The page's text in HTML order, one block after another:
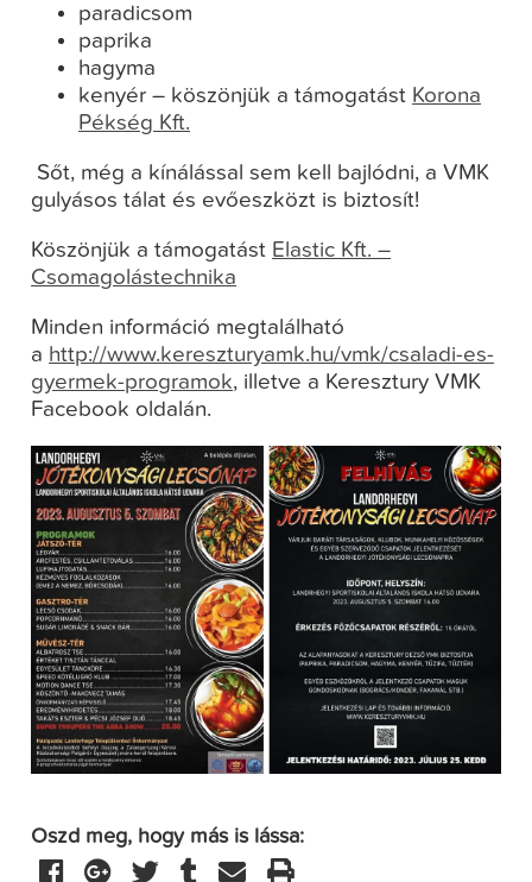
paradicsom
paprika
hagyma
kenyér – köszönjük a támogatást Korona
Pékség Kft.
Sőt, még a kínálással sem kell bajlódni, a VMK
gulyásos tálat és evőeszközt is biztosít!
Köszönjük a támogatást Elastic Kft. –
Csomagolástechnika
Minden információ megtalálható
a http://www.kereszturyamk.hu/vmk/csaladi-es-
gyermek-programok, illetve a Keresztury VMK
Facebook oldalán.
Oszd meg, hogy más is lássa: